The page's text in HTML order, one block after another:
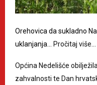
Orehovica da sukladno
uklanjanja…
Pročitaj više…
Općina Nedelišće
zahvalnosti te Dan